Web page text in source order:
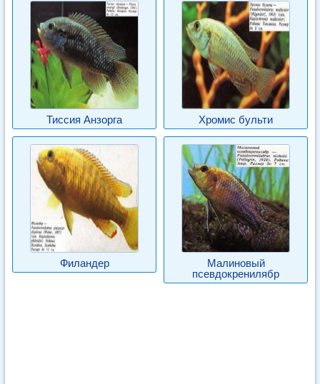
Тиссия Анзорга Хромис бульти
Филандер
Малиновый
псевдокренилябр